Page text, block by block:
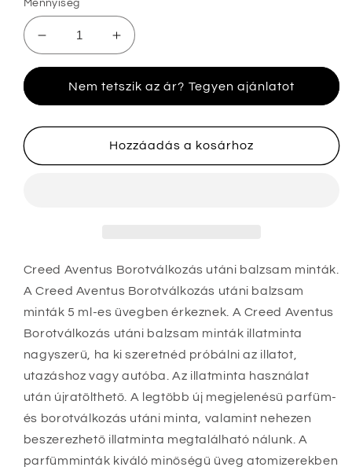
Mennyiség
Creed
Aventus
utáni
minták
mennyiségének
csökkentése
Creed
Aventus
utáni
minták
mennyiségének
növelése
Nem tetszik az ár? Tegyen ajánlatot
Hozzáadás a kosárhoz
Creed Aventus Borotválkozás utáni balzsam minták.
A Creed Aventus Borotválkozás utáni balzsam
minták 5 ml-es üvegben érkeznek . A Creed Aventus
Borotválkozás utáni balzsam minták illatminta
nagyszerű, ha ki szeretnéd próbálni az illatot,
utazáshoz vagy autóba. Az illatminta használat
után újratölthető. A legtöbb új megjelenésű parfüm-
és borotválkozás utáni minta, valamint nehezen
beszerezhető illatminta megtalálható nálunk. A
parfümminták kiváló minőségű üveg atomizerekben